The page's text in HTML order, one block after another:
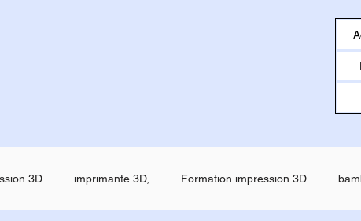
3D imprimante 3D, Formation impression 3D